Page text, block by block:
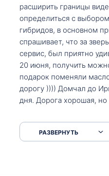
расширить границы
определиться с
гибридов, в основном
спрашивает, что за
сервис, был приятно
20 июня, получить
подарок поменяли
дорогу )))) Домчал до
дня. Дорога хорошая,
серпантинах по пути
РАЗВЕРНУТЬ